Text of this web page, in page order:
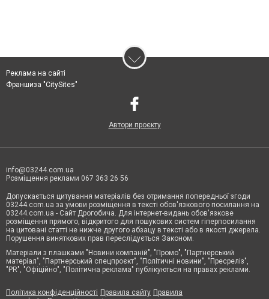
Реклама на сайті
Франшиза "CitySites"
Автори проєкту
info@03244.com.ua
Розміщення реклами 067 363 26 56
Допускається цитування матеріалів без отримання попередньої згоди
03244.com.ua за умови розміщення в тексті обов'язкового посилання на
03244.com.ua - Сайт Дрогобича. Для інтернет-видань обов'язкове
розміщення прямого, відкритого для пошукових систем гіперпосилання
на цитовані статті не нижче другого абзацу в тексті або в якості джерела.
Порушення виняткових прав переслідується Законом.
Матеріали з плашками "Новини компаній", "Промо", "Партнерський
матеріал", "Партнерський спецпроєкт", "Політичні новини", "Пресреліз",
"PR", "Офіційно", "Політична реклама" публікуються на правах реклами.
Політика конфіденційності Правила сайту Правила